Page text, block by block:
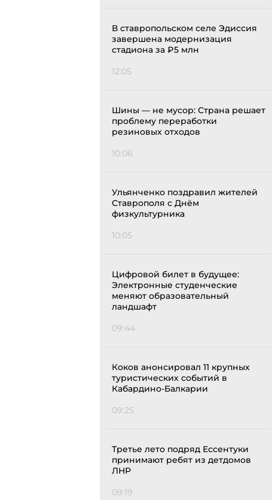
В ставропольском селе Эдиссия
завершена модернизация
стадиона за ₽5 млн
12:05
Шины — не мусор: Страна решает
проблему переработки
резиновых отходов
10:06
Ульянченко поздравил жителей
Ставрополя с Днём
физкультурника
10:05
Цифровой билет в будущее:
Электронные студенческие
меняют образовательный
ландшафт
09:44
Коков анонсировал 11 крупных
туристических событий в
Кабардино-Балкарии
09:25
Третье лето подряд Ессентуки
принимают ребят из детдомов
ЛНР
09:19